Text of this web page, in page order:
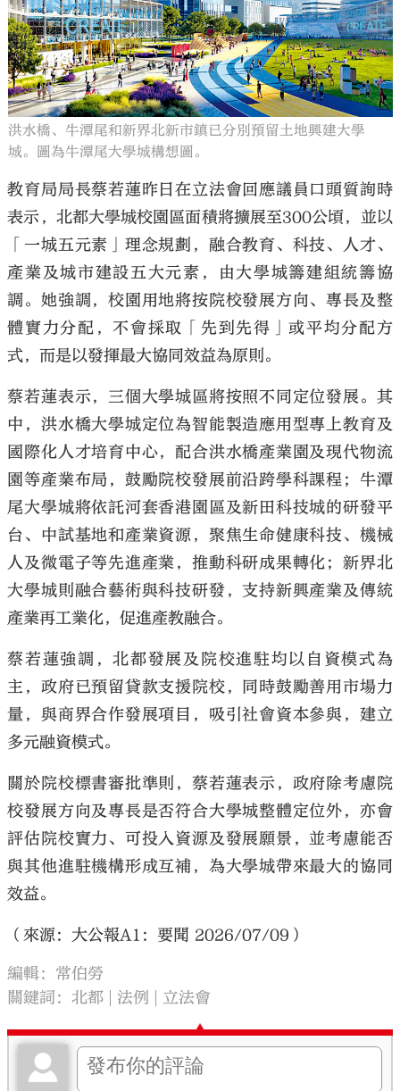
洪水橋、牛潭尾和新界北新市鎮已分別預留土地興建大學
城。圖為牛潭尾大學城構想圖。
教育局局長蔡若蓮昨日在立法會回應議員口頭質詢時
表示，北都大學城校園區面積將擴展至300公頃，並以
「一城五元素」理念規劃，融合教育、科技、人才、
產業及城市建設五大元素，由大學城籌建組統籌協
調。她強調，校園用地將按院校發展方向、專長及整
體實力分配，不會採取「先到先得」或平均分配方
式，而是以發揮最大協同效益為原則。
蔡若蓮表示，三個大學城區將按照不同定位發展。其
中，洪水橋大學城定位為智能製造應用型專上教育及
國際化人才培育中心，配合洪水橋產業園及現代物流
園等產業布局，鼓勵院校發展前沿跨學科課程；牛潭
尾大學城將依託河套香港園區及新田科技城的研發平
台、中試基地和產業資源，聚焦生命健康科技、機械
人及微電子等先進產業，推動科研成果轉化；新界北
大學城則融合藝術與科技研發，支持新興產業及傳統
產業再工業化，促進產教融合。
蔡若蓮強調，北都發展及院校進駐均以自資模式為
主，政府已預留貸款支援院校，同時鼓勵善用市場力
量，與商界合作發展項目，吸引社會資本參與，建立
多元融資模式。
關於院校標書審批準則，蔡若蓮表示，政府除考慮院
校發展方向及專長是否符合大學城整體定位外，亦會
評估院校實力、可投入資源及發展願景，並考慮能否
與其他進駐機構形成互補，為大學城帶來最大的協同
效益。
（來源：大公報A1：要聞 2026/07/09）
編輯：常伯勞
關鍵詞： 北都 法例 立法會